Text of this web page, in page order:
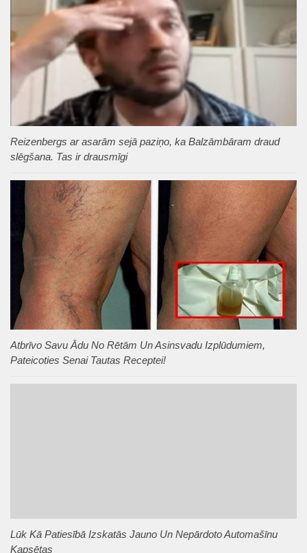
Reizenbergs ar asarām sejā paziņo, ka Balzāmbāram draud
slēgšana. Tas ir drausmīgi
Atbrīvo Savu Ādu No Rētām Un Asinsvadu Izplūdumiem,
Pateicoties Senai Tautas Receptei!
Lūk Kā Patiesībā Izskatās Jauno Un Nepārdoto Automašīnu
Kapsētas